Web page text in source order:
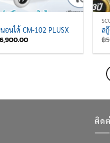
นได้ CM-102 PLUSX
Current
is:
ส
฿
ติด